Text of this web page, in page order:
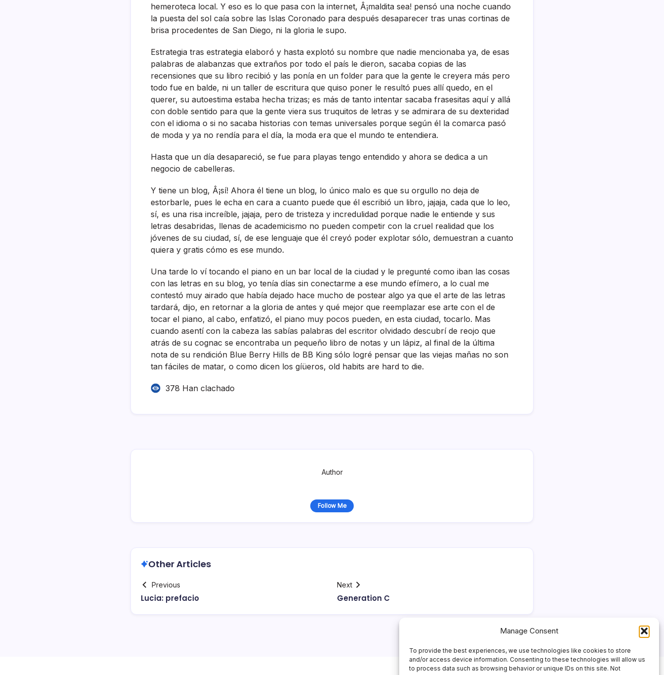
Manage Consent
To provide the best experiences, we use technologies like cookies to store
and/or access device information. Consenting to these technologies will allow us
to process data such as browsing behavior or unique IDs on this site. Not
hemeroteca local. Y eso es lo que pasa con la internet, Â¡maldita sea! pensó una noche cuando
la puesta del sol caí­a sobre las Islas Coronado para después desaparecer tras unas cortinas de
brisa procedentes de San Diego, ni la gloria le supo.
Estrategia tras estrategia elaboró y hasta explotó su nombre que nadie mencionaba ya, de esas
palabras de alabanzas que extraños por todo el paí­s le dieron, sacaba copias de las
recensiones que su libro recibió y las poní­a en un folder para que la gente le creyera más pero
todo fue en balde, ni un taller de escritura que quiso poner le resultó pues allí­ quedo, en el
querer, su autoestima estaba hecha trizas; es más de tanto intentar sacaba frasesitas aquí­ y allá
con doble sentido para que la gente viera sus truquitos de letras y se admirara de su dexteridad
con el idioma o si no sacaba historias con temas universales porque según él la comarca pasó
de moda y ya no rendí­a para el dí­a, la moda era que el mundo te entendiera.
Hasta que un dí­a desapareció, se fue para playas tengo entendido y ahora se dedica a un
negocio de cabelleras.
Y tiene un blog, Â¡sí­! Ahora él tiene un blog, lo único malo es que su orgullo no deja de
estorbarle, pues le echa en cara a cuanto puede que él escribió un libro, jajaja, cada que lo leo,
sí­, es una risa increí­ble, jajaja, pero de tristeza y incredulidad porque nadie le entiende y sus
letras desabridas, llenas de academicismo no pueden competir con la cruel realidad que los
jóvenes de su ciudad, sí­, de ese lenguaje que él creyó poder explotar sólo, demuestran a cuanto
quiera y gratis cómo es ese mundo.
Una tarde lo ví­ tocando el piano en un bar local de la ciudad y le pregunté como iban las cosas
con las letras en su blog, yo tení­a dí­as sin conectarme a ese mundo efí­mero, a lo cual me
contestó muy airado que habí­a dejado hace mucho de postear algo ya que el arte de las letras
tardará, dijo, en retornar a la gloria de antes y qué mejor que reemplazar ese arte con el de
tocar el piano, al cabo, enfatizó, el piano muy pocos pueden, en esta ciudad, tocarlo. Mas
cuando asentí­ con la cabeza las sabí­as palabras del escritor olvidado descubrí­ de reojo que
atrás de su cognac se encontraba un pequeño libro de notas y un lápiz, al final de la última
nota de su rendición Blue Berry Hills de BB King sólo logré pensar que las viejas mañas no son
tan fáciles de matar, o como dicen los gíüeros, old habits are hard to die.
378 Han clachado
Author
Follow Me
Other Articles
Previous
Lucia: prefacio
Next
Generation C